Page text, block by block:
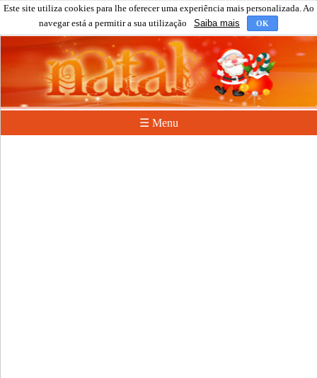
Este site utiliza cookies para lhe oferecer uma experiência mais personalizada. Ao
navegar está a permitir a sua utilização
Saiba mais OK
☰ Menu